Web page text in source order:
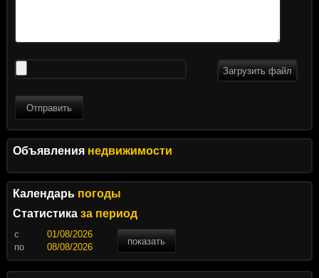
Загрузить файл
Отправить
Объявления недвижимости
Календарь погоды
Статистика за период
c
показать
по